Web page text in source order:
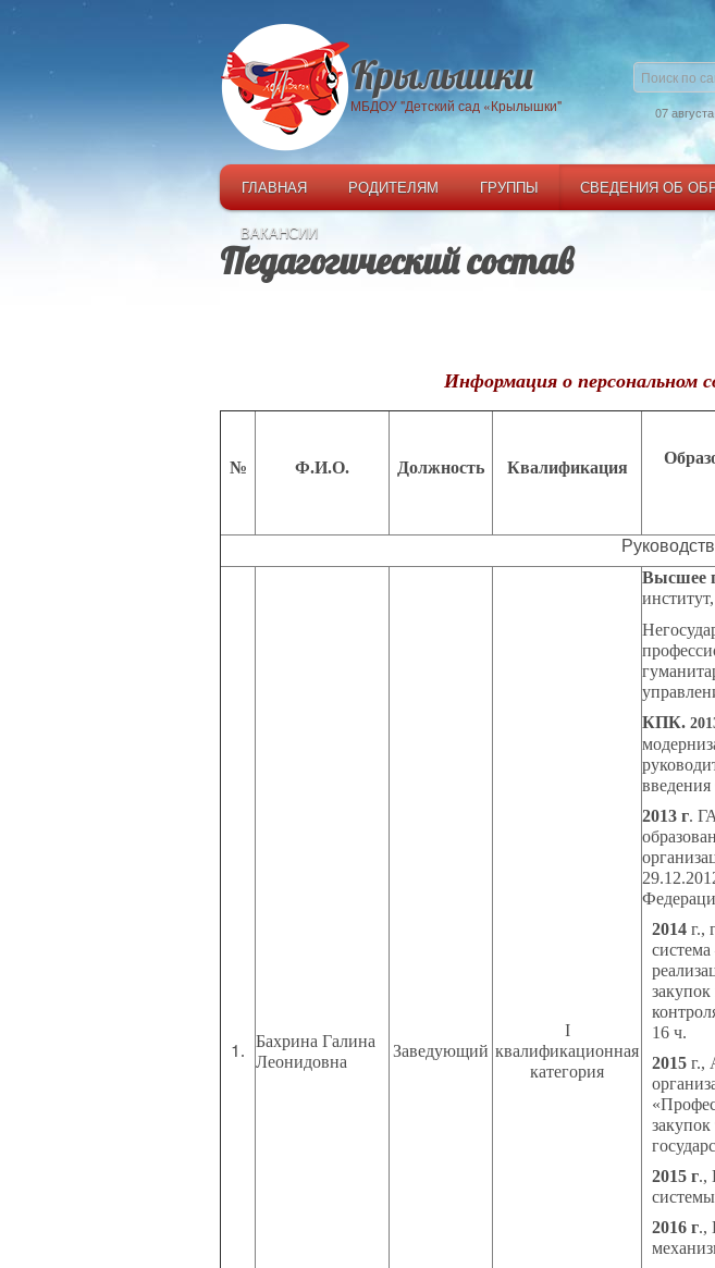
Крылышки
МБДОУ "Детский сад «Крылышки" 07
ГЛАВНАЯ РОДИТЕЛЯМ ГРУППЫ СВЕДЕНИЯ ОБ
ВАКАНСИИ
Педагогический состав
Информация о персональном
№ Ф.И.О. Должность Квалификация
1 .
Бахрина Галина
Леонидовна
Заведующий
I
квалификационная
категория
Высшее
КПК.
2013 г.
2014 г.,
16 ч.
2015г.,
2015 г.,
2016 г.,